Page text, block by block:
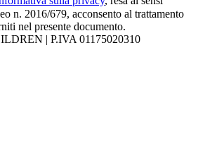
n. 2016/679, acconsento al trattamento
nel presente documento.
| P.IVA 01175020310